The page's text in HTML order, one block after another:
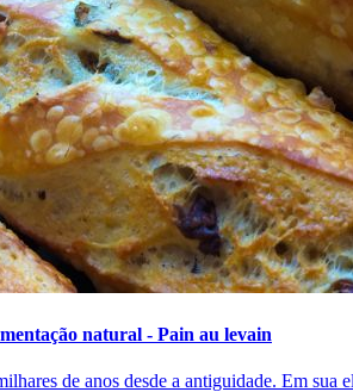
natural - Pain au levain
de anos desde a antiguidade. Em sua